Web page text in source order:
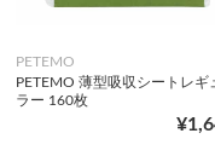
PETEMO
PETEMO 薄型吸収シートレギ
ラー 160枚